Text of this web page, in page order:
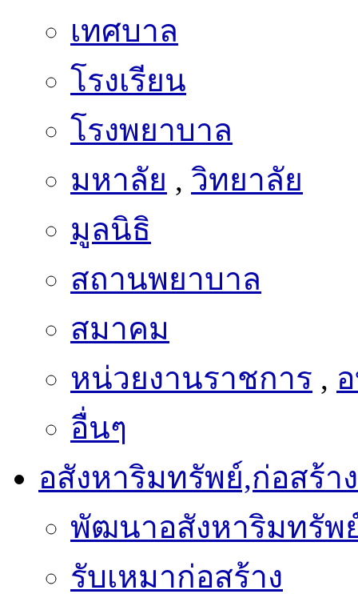
เทศบาล
โรงเรียน
โรงพยาบาล
มหาลัย , วิทยาลัย
มูลนิธิ
สถานพยาบาล
สมาคม
หน่วยงานราชการ ,
อื่นๆ
อสังหาริมทรัพย์,ก่อสร้าง
พัฒนาอสังหาริมทรัพ
รับเหมาก่อสร้าง